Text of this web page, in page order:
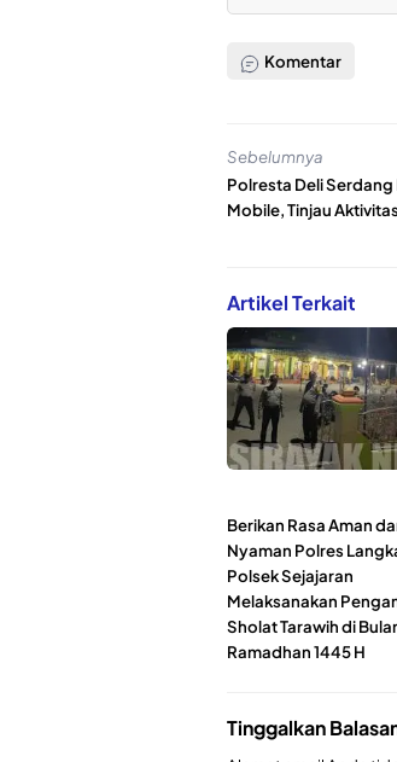
Komentar
Sebelumnya
Polresta Deli
Mobile, Tinjau
Artikel Terkait
Berikan Rasa Aman
Nyaman Polres
Polsek Sejajaran
Melaksanakan
Sholat Tarawih di
Ramadhan 1445 H
Tinggalkan